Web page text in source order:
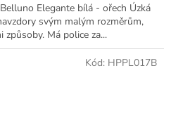
Elegante bílá - ořech Úzká
svým malým rozměrům,
Má police za...
Kód: HPPL017B